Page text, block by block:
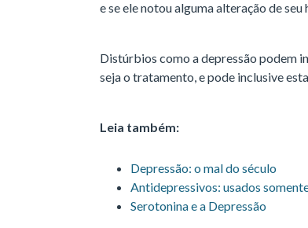
e se ele notou alguma alteração de seu
Distúrbios como a depressão podem
seja o tratamento, e pode inclusive
Leia também:
Depressão: o mal do século
Antidepressivos: usados
Serotonina e a Depressão